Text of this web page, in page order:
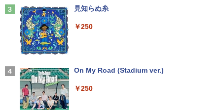
Anker Soundcore Liberty 5 ミッドナイトブ
【2026年アップグレード版】AOKIMI ワイヤ
軽量 ブルートゥースHi-Fi 最大36時間再生 ぶ
見知らぬ糸
￥250
On My Road (Stadium ver.)
￥250